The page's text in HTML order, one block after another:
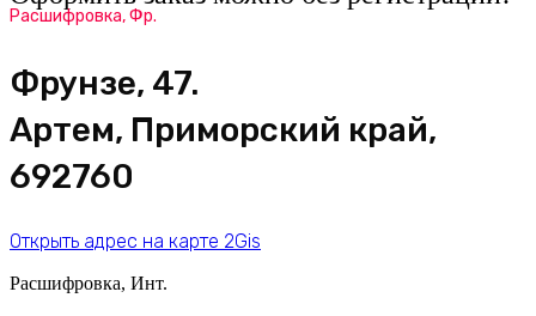
Расшифровка, Фр.
Фрунзе, 47.
Артем, Приморский край,
692760
Открыть адрес на карте 2Gis
Расшифровка, Инт.